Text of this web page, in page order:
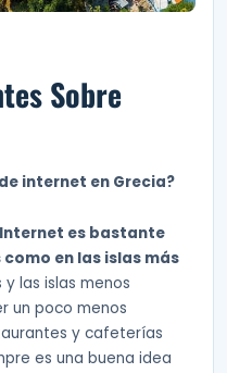
Sobre
internet en Grecia?
es bastante
en las islas más
y las islas menos
un poco menos
y cafeterías
es una buena idea